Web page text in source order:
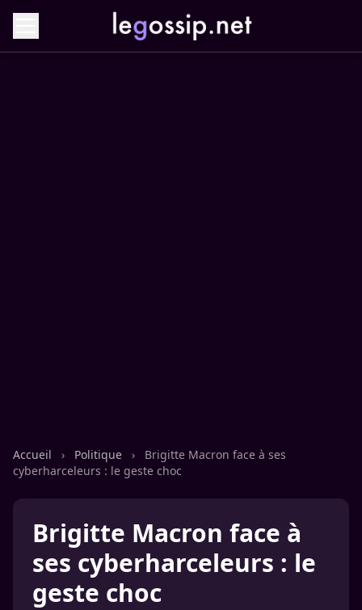
Accueil › Politique ›
Brigitte Macron face à ses
cyberharceleurs : le geste choc
Brigitte Macron face à
ses cyberharceleurs : le
geste choc